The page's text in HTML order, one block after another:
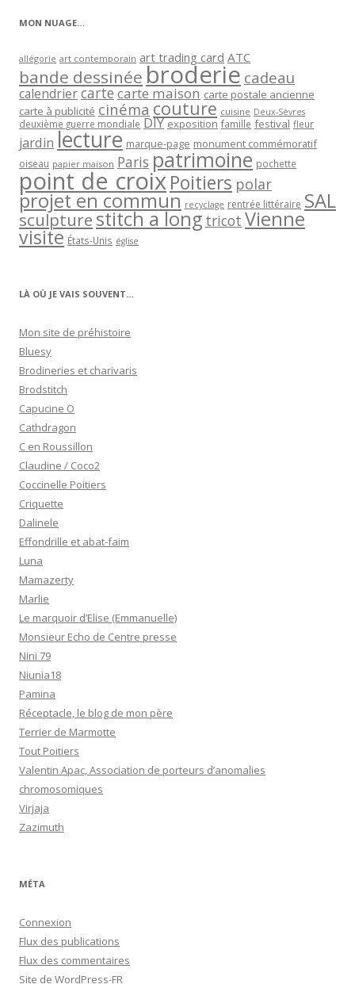
MON NUAGE…
allégorie art contemporain art trading card ATC
bande dessinée broderie cadeau
calendriercartecarte maison carte postale ancienne
carte à publicité cinéma couture cuisine Deux-Sèvres
deuxième guerre mondiale DIY exposition famille festival fleur
jardin lecture marque-page monument commémoratif
oiseau papier maison Paris patrimoine pochette
point de croixPoitiers polar
projet en commun recyclage rentrée littéraire SAL
sculpturestitch a long tricot Vienne
visite États-Unis église
LÀ OÙ JE VAIS SOUVENT…
Mon site de préhistoire
Bluesy
Brodineries et charivaris
Brodstitch
Capucine O
Cathdragon
C en Roussillon
Claudine / Coco2
Coccinelle Poitiers
Criquette
Dalinele
Effondrille et abat-faim
Luna
Mamazerty
Marlie
Le marquoir d’Elise (Emmanuelle)
Monsieur Echo de Centre presse
Nini 79
Niunia18
Pamina
Réceptacle, le blog de mon père
Terrier de Marmotte
Tout Poitiers
Valentin Apac, Association de porteurs d’anomalies
chromosomiques
Virjaja
Zazimuth
MÉTA
Connexion
Flux des publications
Flux des commentaires
Site de WordPress-FR